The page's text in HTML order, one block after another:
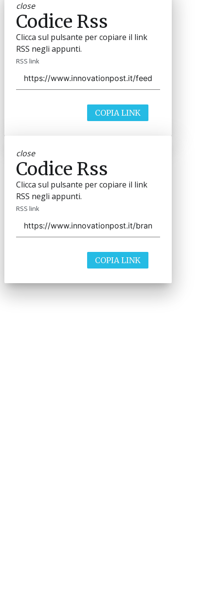
close
Codice Rss
Clicca sul pulsante per copiare il link
RSS negli appunti.
RSS link
COPIA LINK
close
Codice Rss
Clicca sul pulsante per copiare il link
RSS negli appunti.
RSS link
COPIA LINK